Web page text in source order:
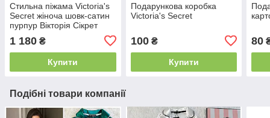
Стильна піжама Victoria's
Secret жіноча шовк-сатин
пурпур Вікторія Сікрет
1 180 ₴
Купити
Подарункова коробка
Victoria's Secret
100₴
Купити
80
Подібні товари компанії